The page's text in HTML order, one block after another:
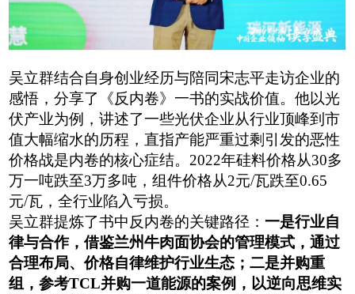
吴立群结合自身创业经历与陪同宋志平走访企业的
感悟，分享了《反内卷》一书的实战价值。他以光
伏产业为例，讲述了一些光伏企业从行业顶峰到市
值大幅缩水的历程 ， 直指产能严重过剩引发的恶性
价格战是内卷的核心症结。 2022年硅料价格从30多
万一吨跌至3万多吨，组件价格从2元/瓦跌至0.65
元/瓦，全行业陷入亏损。
吴立群提炼了书中反内卷的关键路径：一是行业自
律与合作，借鉴兰州牛肉面协会的管理模式，通过
合理布局、价格自律维护行业生态；二是并购重
组，参考TCL并购一道能源的案例，以逆向思维实